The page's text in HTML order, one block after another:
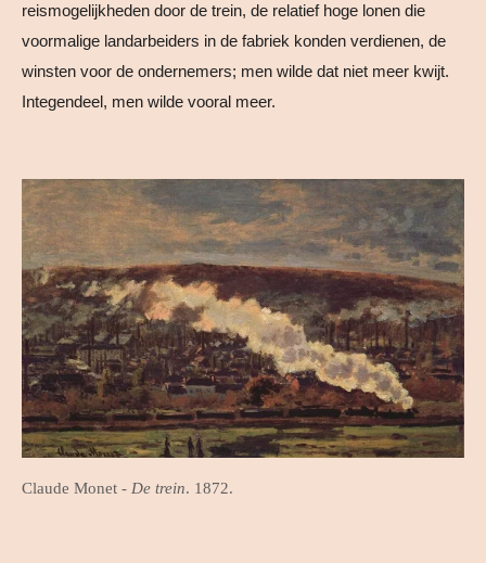
reismogelijkheden door de trein, de relatief hoge lonen die
voormalige landarbeiders in de fabriek konden verdienen, de
winsten voor de ondernemers; men wilde dat niet meer kwijt.
Integendeel, men wilde vooral meer.
Claude Monet - De trein. 1872.